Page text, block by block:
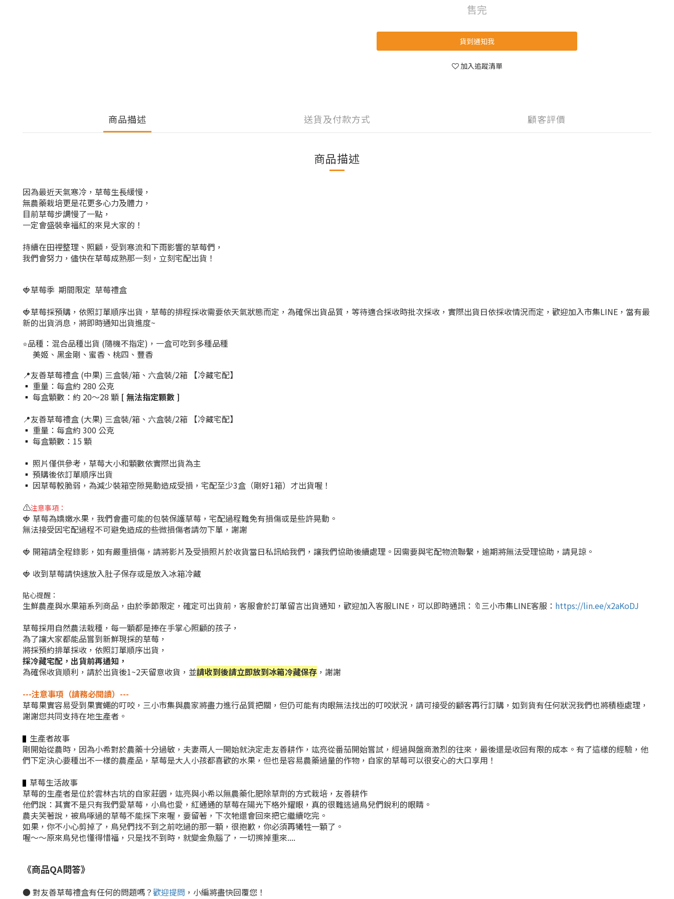
售完
貨到通知我
加入追蹤清單
商品描述 送貨及付款方式 顧客評價
商品描述
因為最近天氣寒冷，草莓生長緩慢，
無農藥栽培更是花更多心力及體力，
目前草莓步調慢了一點，
一定會盛裝幸福紅的來見大家的！
持續在田裡整理、照顧，受到寒流和下雨影響的草莓們，
我們會努力，儘快在草莓成熟那一刻，立刻宅配出貨！
🍓草莓季 期間限定 草莓禮盒
🍓草莓採預購，依照訂單順序出貨，草莓的排程採收需要依天氣狀態而定，為確保出貨品質，等待適合採收時批次採收，實際出貨日依採收情況而定，歡迎加入市集LINE，當有最
新的出貨消息，將即時通知出貨進度~
⭐️品種：混合品種出貨 (隨機不指定)，一盒可吃到多種品種
美姬、黑金剛、蜜香、桃四、豐香
📍友善草莓禮盒 (中果) 三盒裝/箱、六盒裝/2箱 【冷藏宅配】
▪ 重量：每盒約 280 公克
▪ 每盒顆數：約 20～28 顆 [ 無法指定顆數 ]
📍友善草莓禮盒 (大果) 三盒裝/箱、六盒裝/2箱 【冷藏宅配】
▪ 重量：每盒約 300 公克
▪ 每盒顆數：15 顆
▪ 照片僅供參考，草莓大小和顆數依實際出貨為主
▪ 預購後依訂單順序出貨
▪ 因草莓較脆弱，為減少裝箱空隙晃動造成受損，宅配至少3盒（剛好1箱）才出貨喔！
⚠️注意事項：
🍓 草莓為嬌嫩水果，我們會盡可能的包裝保護草莓，宅配過程難免有損傷或是些許晃動。
無法接受因宅配過程不可避免造成的些微損傷者請勿下單，謝謝
🍓 開箱請全程錄影，如有嚴重損傷，請將影片及受損照片於收貨當日私訊給我們，讓我們協助後續處理。因需要與宅配物流聯繫，逾期將無法受理協助，請見諒。
🍓 收到草莓請快速放入肚子保存或是放入冰箱冷藏
貼心提醒：
生鮮農產與水果箱系列商品，由於季節限定，確定可出貨前，客服會於訂單留言出貨通知，歡迎加入客服LINE，可以即時通訊：🔖三小市集LINE客服： https://lin.ee/x2aKoDJ
草莓採用自然農法栽種，每一顆都是捧在手掌心照顧的孩子，
為了讓大家都能品嘗到新鮮現採的草莓，
將採預約排單採收，依照訂單順序出貨，
採冷藏宅配，出貨前再通知，
為確保收貨順利，請於出貨後1~2天留意收貨，並請收到後請立即放到冰箱冷藏保存 ，謝謝
---注意事項（請務必閱讀） ---
草莓果實容易受到果實蠅的叮咬，三小市集與農家將盡力進行品質把關，但仍可能有肉眼無法找出的叮咬狀況，請可接受的顧客再行訂購，如到貨有任何狀況我們也將積極處理，
謝謝您共同支持在地生產者。
▌ 生產者故事
剛開始從農時，因為小希對於農藥十分過敏，夫妻兩人一開始就決定走友善耕作，竑亮從番茄開始嘗試，經過與盤商激烈的往來，最後還是收回有限的成本。有了這樣的經驗，他
們下定決心要種出不一樣的農產品，草莓是大人小孩都喜歡的水果，但也是容易農藥過量的作物，自家的草莓可以很安心的大口享用！
▌ 草莓生活故事
草莓的生產者是位於雲林古坑的自家莊園，竑亮與小希以無農藥化肥除草劑的方式栽培，友善耕作
他們說：其實不是只有我們愛草莓，小鳥也愛，紅通通的草莓在陽光下格外耀眼，真的很難逃過鳥兒們銳利的眼睛。
農夫笑著說，被鳥啄過的草莓不能採下來喔，要留著，下次牠還會回來把它繼續吃完。
如果，你不小心剪掉了，鳥兒們找不到之前吃過的那一顆，很抱歉，你必須再犧牲一顆了。
喔～～原來鳥兒也懂得惜福，只是找不到時，就變金魚腦了，一切擦掉重來....
《商品QA問答》
● 對友善草莓禮盒有任何的問題嗎？歡迎提問 ，小編將盡快回覆您！